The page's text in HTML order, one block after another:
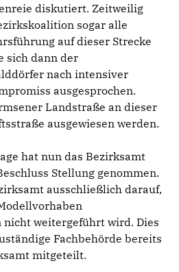
diskutiert. Zeitweilig
sogar alle
auf dieser Strecke
sich dann der
nach intensiver
ausgesprochen.
Landstraße an dieser
ausgewiesen werden.
hat nun das Bezirksamt
Stellung genommen.
ausschließlich darauf,
nicht weitergeführt wird. Dies
Fachbehörde bereits
mitgeteilt.